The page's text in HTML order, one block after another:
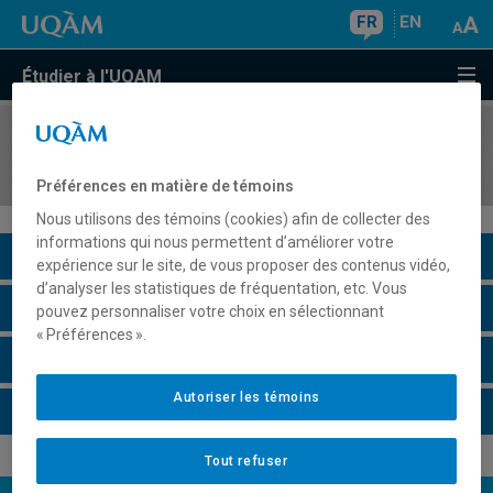
FR EN
Étudier à l'UQAM
COURS//
Description du cours
Horaire - Été 2026
Préférences en matière de témoins
Nous utilisons des témoins (cookies) afin de collecter des
informations qui nous permettent d’améliorer votre
expérience sur le site, de vous proposer des contenus vidéo,
d’analyser les statistiques de fréquentation, etc. Vous
pouvez personnaliser votre choix en sélectionnant
« Préférences ».
Tout refuser
Autoriser les témoins